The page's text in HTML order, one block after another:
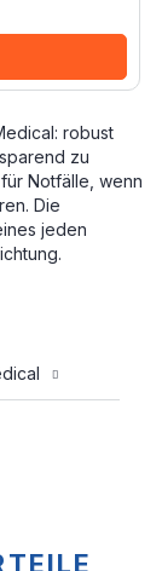
robust
zu
Notfälle, wenn
Die
jeden